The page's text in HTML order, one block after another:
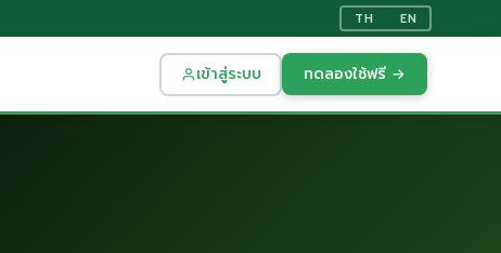
TH EN
เข้าสู่ระบบ ทดลองใช้ฟรี →